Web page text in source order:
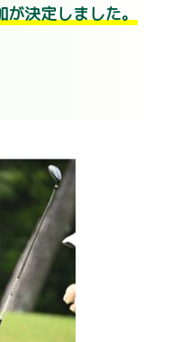
が決定しました。